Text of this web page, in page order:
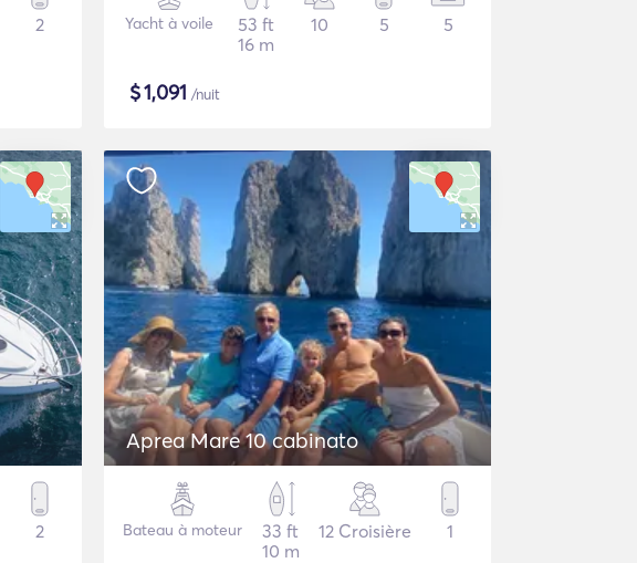
2 Yacht à voile
53 ft
16 m
10 5 5
$1,091 /nuit
2
Aprea Mare 10 cabinato
Bateau à moteur
33 ft
10 m
12 Croisière 1